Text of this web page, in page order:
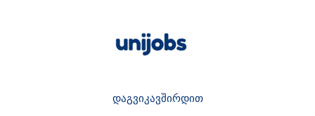
დაგვიკავშირდით